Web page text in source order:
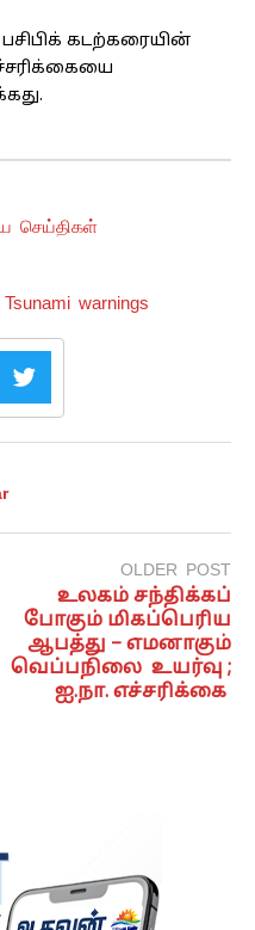
கடற்கரையின்
செய்திகள்
Tsunami warnings
OLDER POST
உலகம் சந்திக்கப்
போகும் மிகப்பெரிய
ஆபத்து – எமனாகும்
வெப்பநிலை உயர்வு ;
ஐ.நா. எச்சரிக்கை